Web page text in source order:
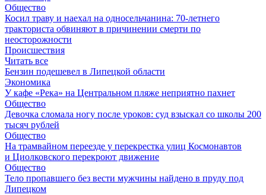
Общество
Косил траву и наехал на односельчанина: 70-летнего
тракториста обвиняют в причинении смерти по
неосторожности
Происшествия
Читать все
Бензин подешевел в Липецкой области
Экономика
У кафе «Река» на Центральном пляже неприятно пахнет
Общество
Девочка сломала ногу после уроков: суд взыскал со школы 200
тысяч рублей
Общество
На трамвайном переезде у перекрестка улиц Космонавтов
и Циолковского перекроют движение
Общество
Тело пропавшего без вести мужчины найдено в пруду под
Липецком